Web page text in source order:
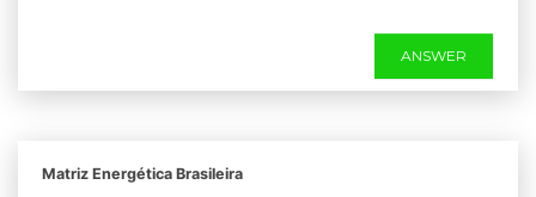
ANSWER
Matriz Energética Brasileira